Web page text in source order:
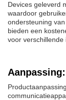
Devices geleverd
waardoor
ondersteuning
bieden een
voor verschillende
Aanpassing: